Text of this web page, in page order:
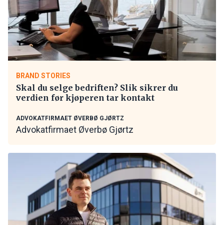
BRAND STORIES
Skal du selge bedriften? Slik sikrer du
verdien før kjøperen tar kontakt
ADVOKATFIRMAET ØVERBØ GJØRTZ
Advokatfirmaet Øverbø Gjørtz